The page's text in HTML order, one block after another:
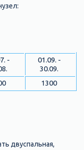
-
01.09. -
30.09.
1300
двуспальная,